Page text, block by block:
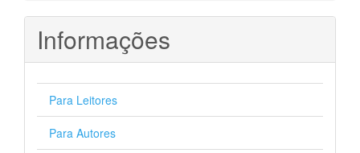
Informações
Para Leitores
Para Autores